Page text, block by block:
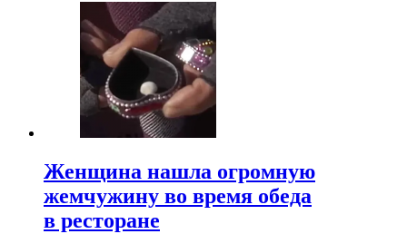
Женщина нашла огромную
жемчужину во время обеда
в ресторане